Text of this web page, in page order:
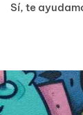
Sí, te